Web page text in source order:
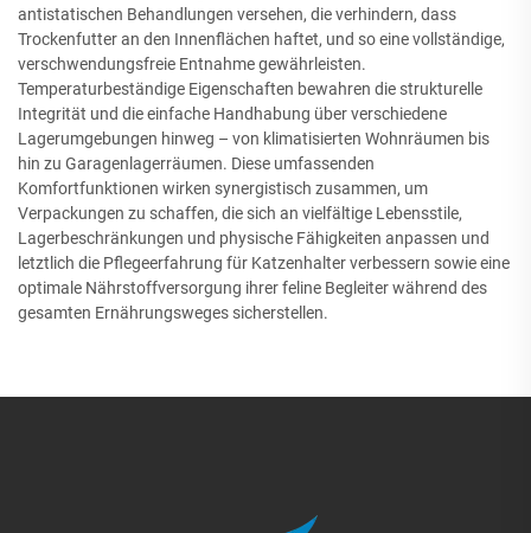
antistatischen Behandlungen versehen, die verhindern, dass
Trockenfutter an den Innenflächen haftet, und so eine vollständige,
verschwendungsfreie Entnahme gewährleisten.
Temperaturbeständige Eigenschaften bewahren die strukturelle
Integrität und die einfache Handhabung über verschiedene
Lagerumgebungen hinweg – von klimatisierten Wohnräumen bis
hin zu Garagenlagerräumen. Diese umfassenden
Komfortfunktionen wirken synergistisch zusammen, um
Verpackungen zu schaffen, die sich an vielfältige Lebensstile,
Lagerbeschränkungen und physische Fähigkeiten anpassen und
letztlich die Pflegeerfahrung für Katzenhalter verbessern sowie eine
optimale Nährstoffversorgung ihrer feline Begleiter während des
gesamten Ernährungsweges sicherstellen.